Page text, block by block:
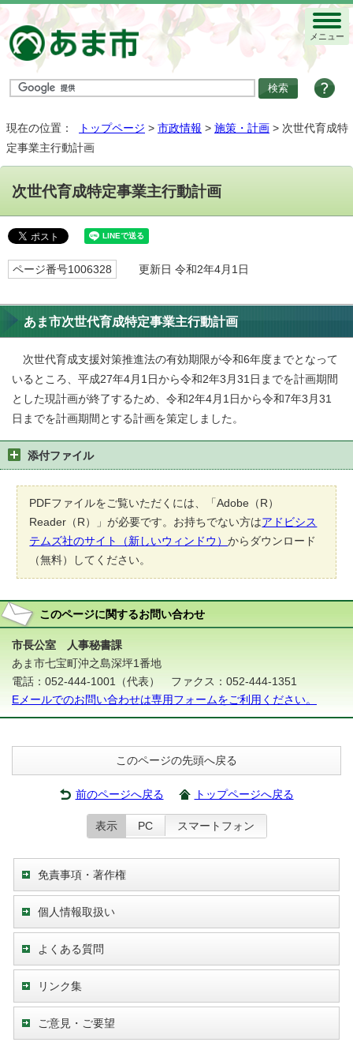
メニュー
現在の位置： トップページ > 市政情報 > 施策・計画 > 次世代育成特
定事業主行動計画
次世代育成特定事業主行動計画
ページ番号1006328 更新日 令和2年4月1日
あま市次世代育成特定事業主行動計画
次世代育成支援対策推進法の有効期限が令和6年度までとなって
いるところ、平成27年4月1日から令和2年3月31日までを計画期間
とした現計画が終了するため、令和2年4月1日から令和7年3月31
日までを計画期間とする計画を策定しました。
添付ファイル
PDFファイルをご覧いただくには、「Adobe（R）
Reader（R）」が必要です。お持ちでない方はアドビシス
テムズ社のサイト（新しいウィンドウ）からダウンロード
（無料）してください。
このページに関するお問い合わせ
市長公室 人事秘書課
あま市七宝町沖之島深坪1番地
電話：052-444-1001（代表） ファクス：052-444-1351
Eメールでのお問い合わせは専用フォームをご利用ください。
このページの先頭へ戻る
前のページへ戻る トップページへ戻る
表示 PC スマートフォン
免責事項・著作権
個人情報取扱い
よくある質問
リンク集
ご意見・ご要望